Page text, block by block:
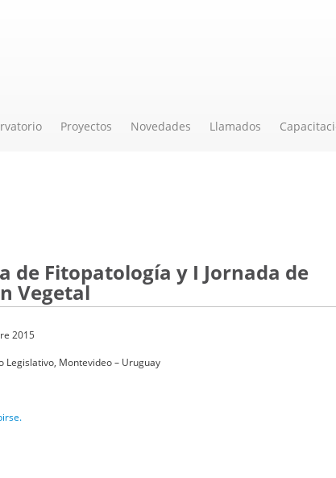
Proyectos Novedades Llamados
de Fitopatología y I Jornada de
Vegetal
2015
Legislativo, Montevideo – Uruguay